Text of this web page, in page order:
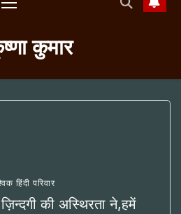
कुमार
हिंदी परिवार
की अस्थिरता ने,हमें